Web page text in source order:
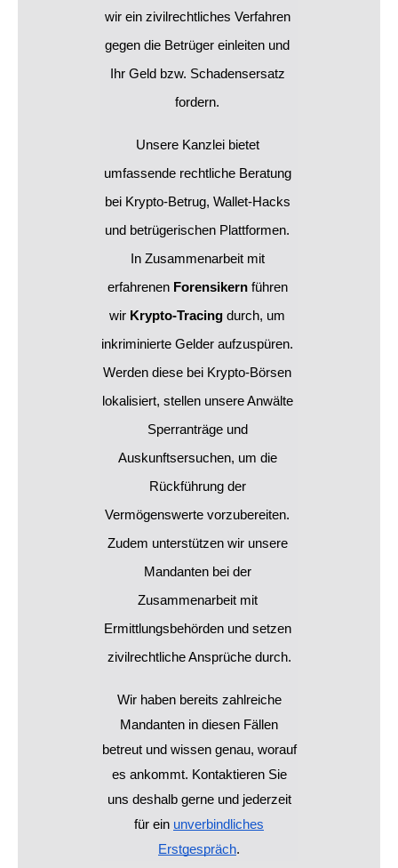
wir ein zivilrechtliches Verfahren
gegen die Betrüger einleiten und
Ihr Geld bzw. Schadensersatz
fordern.
Unsere Kanzlei bietet
umfassende rechtliche Beratung
bei Krypto-Betrug, Wallet-Hacks
und betrügerischen Plattformen.
In Zusammenarbeit mit
erfahrenen Forensikern führen
wir Krypto-Tracing durch, um
inkriminierte Gelder aufzuspüren.
Werden diese bei Krypto-Börsen
lokalisiert, stellen unsere Anwälte
Sperranträge und
Auskunftsersuchen, um die
Rückführung der
Vermögenswerte vorzubereiten.
Zudem unterstützen wir unsere
Mandanten bei der
Zusammenarbeit mit
Ermittlungsbehörden und setzen
zivilrechtliche Ansprüche durch.
Wir haben bereits zahlreiche
Mandanten in diesen Fällen
betreut und wissen genau, worauf
es ankommt. Kontaktieren Sie
uns deshalb gerne und jederzeit
für ein unverbindliches
Erstgespräch.